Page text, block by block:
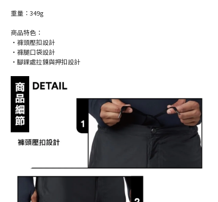
重量：349g
商品特色：
・褲頭壓扣設計
・褲腿口袋設計
・腳踝處拉鍊與押扣設計